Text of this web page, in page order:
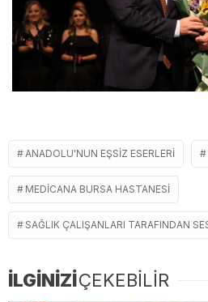
ANADOLU'NUN EŞSIZ ESERLERI
MEDICANA BURSA HASTANESI
SAĞLIK ÇALIŞANLARI TARAFINDAN
İLGİNİZİÇEKEBİLİR